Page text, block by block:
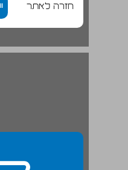
חזרה לאתר